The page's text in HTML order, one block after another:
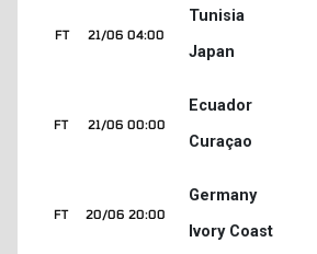
21/06 04:00
FT
Tunisia
Japan
21/06 00:00
FT
Ecuador
Curaçao
20/06 20:00
FT
Germany
Ivory Coast